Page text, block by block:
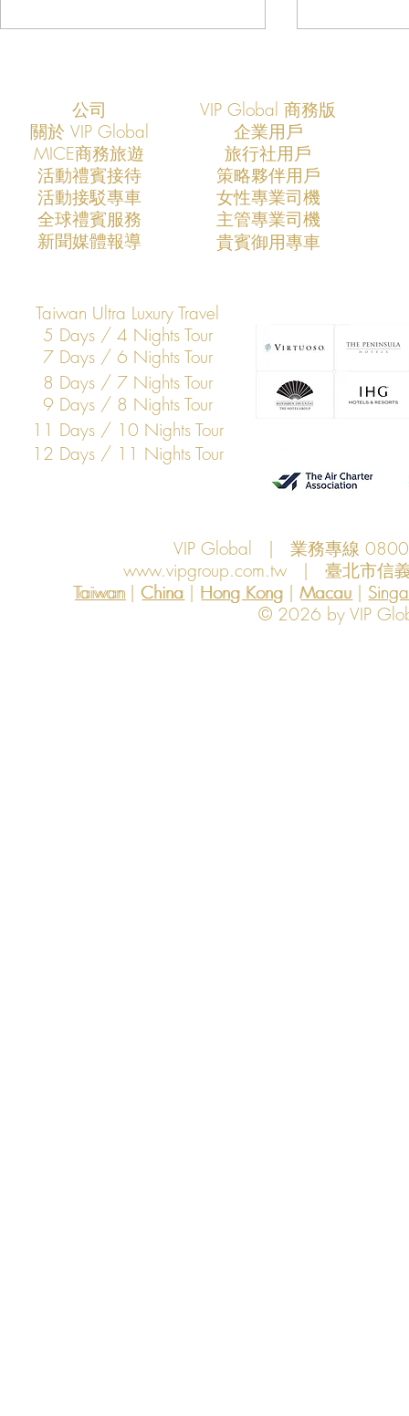
VIP Global：定義未來十年的高
端禮車服務標準
VIP Global
業戰略合作
公司
VIP Global 商務版
關於 VIP Global
企業用戶
​MICE商務旅遊
旅行社用戶
​活動禮賓接待
策略夥伴用戶
活動接駁專車
​全球禮賓服務
​新聞媒體報導
​女性專業司機
​主管專業司機
​貴賓御用專車
Taiwan Ultra Luxury Travel
5 Days / 4 Nights Tour
7 Days / 6 Nights Tour
8 Days / 7 Nights Tour
9 Days / 8 Nights Tour
11 Days / 10 Nights Tour
12 Days / 11 Nights Tour
VIP Global | 業務專線
www.vipgroup.com.tw | 臺北市信
Taiwan | China | Hong Kong | Macau |
Hong Kong
China Macau
Taiwan
© 2026 by VIP